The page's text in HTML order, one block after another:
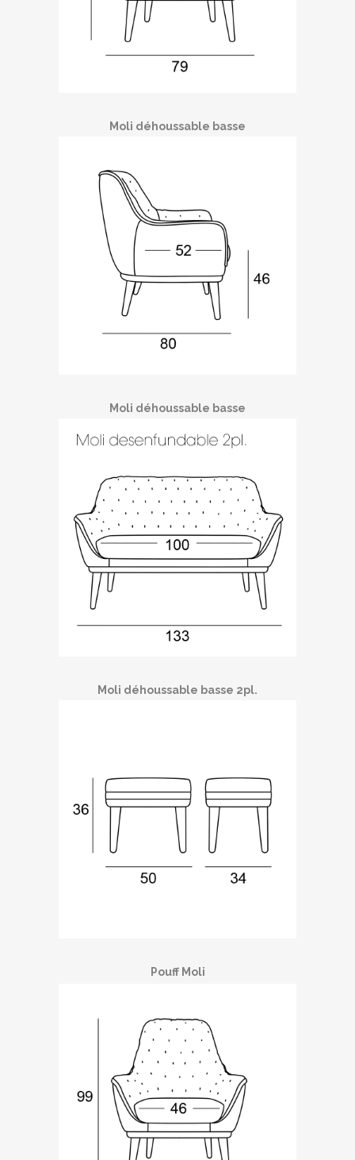
Moli déhoussable basse
Moli déhoussable basse
Moli déhoussable basse 2pl.
Pouff Moli